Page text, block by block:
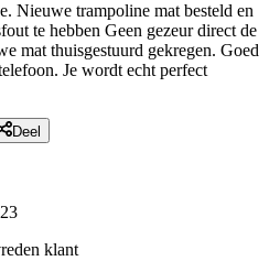
Nieuwe trampoline mat besteld en
te hebben Geen gezeur direct de
mat thuisgestuurd gekregen. Goed
Je wordt echt perfect
Deel
klant